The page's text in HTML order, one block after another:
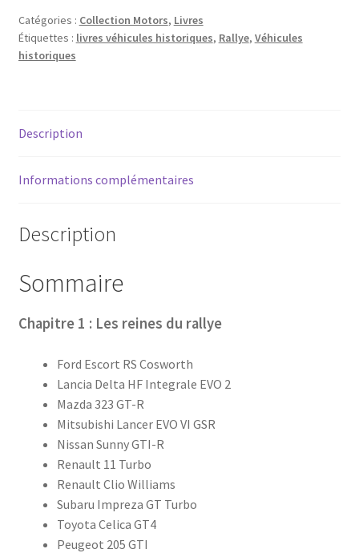
N°1
-
Rallye/circuit
les
cultes
Catégories : Collection Motors, Livres
Étiquettes : livres véhicules historiques, Rallye, Véhicules
historiques
Description
Informations complémentaires
Description
Sommaire
Chapitre 1 : Les reines du rallye
Ford Escort RS Cosworth
Lancia Delta HF Integrale EVO 2
Mazda 323 GT-R
Mitsubishi Lancer EVO VI GSR
Nissan Sunny GTI-R
Renault 11 Turbo
Renault Clio Williams
Subaru Impreza GT Turbo
Toyota Celica GT4
Peugeot 205 GTI